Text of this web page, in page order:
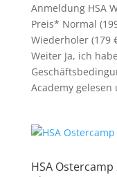
Anmeldung HSA
Preis* Normal
Wiederholer (179
Weiter Ja, ich
Academy
HSA Ostercamp